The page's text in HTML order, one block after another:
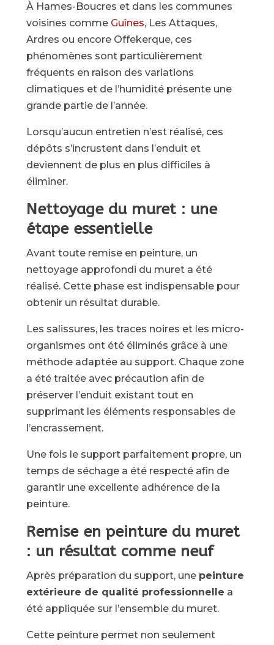
À Hames-Boucres et dans les communes
voisines comme Guînes, Les Attaques,
Ardres ou encore Offekerque, ces
phénomènes sont particulièrement
fréquents en raison des variations
climatiques et de l’humidité présente une
grande partie de l’année.
Lorsqu’aucun entretien n’est réalisé, ces
dépôts s’incrustent dans l’enduit et
deviennent de plus en plus difficiles à
éliminer.
Nettoyage du muret : une
étape essentielle
Avant toute remise en peinture, un
nettoyage approfondi du muret a été
réalisé. Cette phase est indispensable pour
obtenir un résultat durable.
Les salissures, les traces noires et les micro-
organismes ont été éliminés grâce à une
méthode adaptée au support. Chaque zone
a été traitée avec précaution afin de
préserver l’enduit existant tout en
supprimant les éléments responsables de
l’encrassement.
Une fois le support parfaitement propre, un
temps de séchage a été respecté afin de
garantir une excellente adhérence de la
peinture.
Remise en peinture du muret
: un résultat comme neuf
Après préparation du support, une peinture
extérieure de qualité professionnelle a
été appliquée sur l’ensemble du muret.
Cette peinture permet non seulement